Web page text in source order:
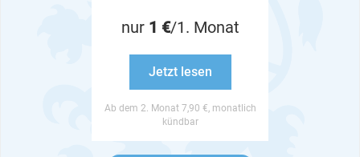
nur 1 €/1. Monat
Jetzt lesen
Ab dem 2. Monat 7,90 €, monatlich
kündbar